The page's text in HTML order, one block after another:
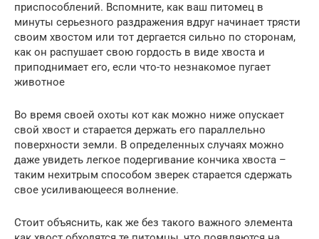
приспособлений. Вспомните, как ваш питомец в
минуты серьезного раздражения вдруг начинает трясти
своим хвостом или тот дергается сильно по сторонам,
как он распушает свою гордость в виде хвоста и
приподнимает его, если что-то незнакомое пугает
животное
Во время своей охоты кот как можно ниже опускает
свой хвост и старается держать его параллельно
поверхности земли. В определенных случаях можно
даже увидеть легкое подергивание кончика хвоста –
таким нехитрым способом зверек старается сдержать
свое усиливающееся волнение.
Стоит объяснить, как же без такого важного элемента